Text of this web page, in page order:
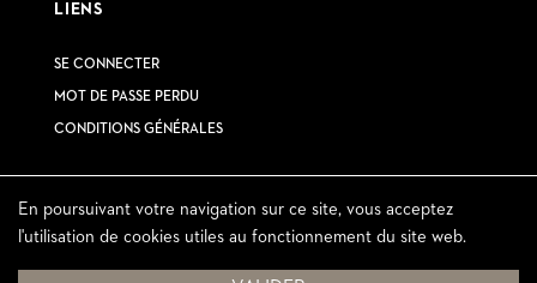
En poursuivant votre navigation sur ce site, vous acceptez
l'utilisation de cookies utiles au fonctionnement du site web.
LIENS
SE CONNECTER
MOT DE PASSE PERDU
CONDITIONS GÉNÉRALES
INSCRIVEZ-VOUS À NOTRE NEWSLETTER